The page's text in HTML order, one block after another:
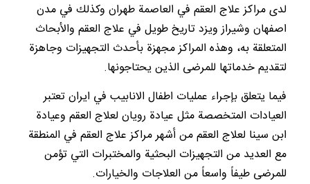
لدى مراكز علاج العقم في العاصمة طهران وكذلك في مدن
اصفهان وشيراز ويزد تاريخ طويل في علاج العقم والأبحاث
المتعلقة به، وهذه المراكز مجهزة بأحدث التجهيزات وجاهزة
لتقديم خدماتها للمرضى الذين يحتاجونها.
فيما يتعلق بإجراء عمليات اطفال الانابيب في ايران تعتبر
العيادات المتخصصة مثل عيادة رويان لعلاج العقم وعيادة
ابن سينا لعلاج العقم من أشهر مراكز علاج العقم في المنطقة
مع العديد من التجهيزات البحثية والمختبرات التي تؤمن
للمرضى طيفاً واسعاً من العلاجات والخيارات.